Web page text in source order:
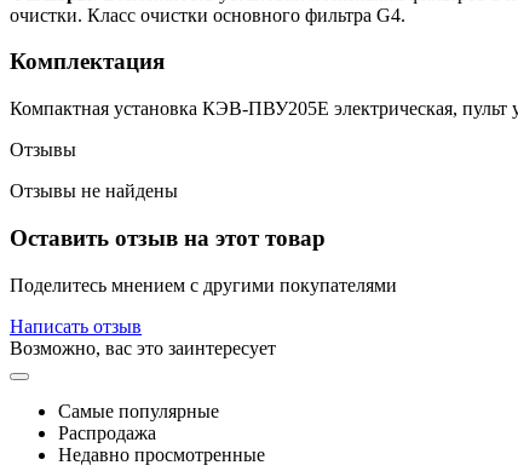
очистки. Класс очистки основного фильтра G4.
Комплектация
Компактная установка КЭВ-ПВУ205E электрическая,
Отзывы
Отзывы не найдены
Оставить отзыв на этот товар
Поделитесь мнением с другими покупателями
Написать отзыв
Возможно, вас это заинтересует
Самые популярные
Распродажа
Недавно просмотренные